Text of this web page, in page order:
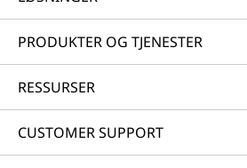
PRODUKTER OG TJENESTER
RESSURSER
CUSTOMER SUPPORT